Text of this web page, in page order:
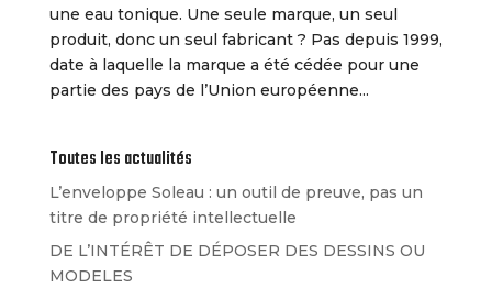
une eau tonique. Une seule marque, un seul
produit, donc un seul fabricant ? Pas depuis 1999,
date à laquelle la marque a été cédée pour une
partie des pays de l’Union européenne...
Toutes les actualités
L’enveloppe Soleau : un outil de preuve, pas un
titre de propriété intellectuelle
DE L’INTÉRÊT DE DÉPOSER DES DESSINS OU
MODELES